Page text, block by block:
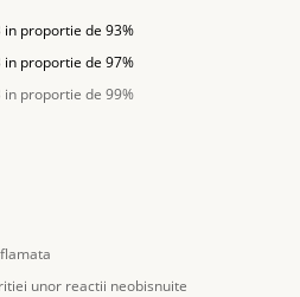
in proportie de 93%
in proportie de 97%
in proportie de 99%
unor reactii neobisnuite